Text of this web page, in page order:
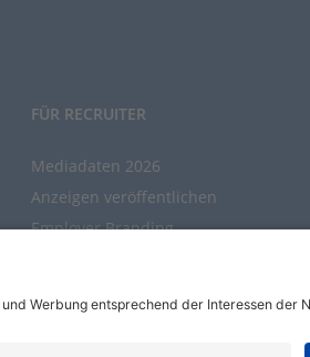
FÜR RECRUITER
Mediadaten 2026
Anzeigen veröffentlichen
Employer Branding